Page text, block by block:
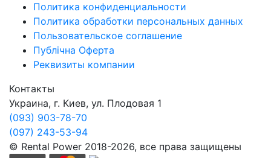
Политика конфиденциальности
Политика обработки персональных данных
Пользовательское соглашение
Публічна Оферта
Реквизиты компании
Контакты
Украина, г. Киев, ул. Плодовая 1
(093) 903-78-70
(097) 243-53-94
© Rental Power 2018-2026, все права защищены